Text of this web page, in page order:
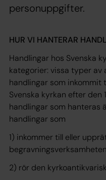
personuppgifter.
HUR VI HANTERAR
Handlingar hos Svenska
kategorier: vissa typer av
handlingar som inkommit
Svenska kyrkan efter den
handlingar som hanteras
handlingar som
1) inkommer till eller
begravningsverksamheten
2) rör den